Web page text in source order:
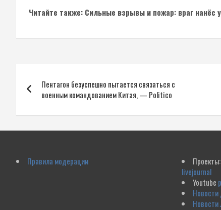
Читайте также: Сильные взрывы и пожар: враг
по
записям
Пентагон безуспешно пытается связаться с
военным командованием Китая, — Politico
Правила модерации
Проекты:
livejournal
Youtube